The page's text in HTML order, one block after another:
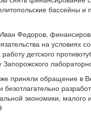
бассейны и
Федоров,
на условиях
детского
приняли обращение в
экономики, малого